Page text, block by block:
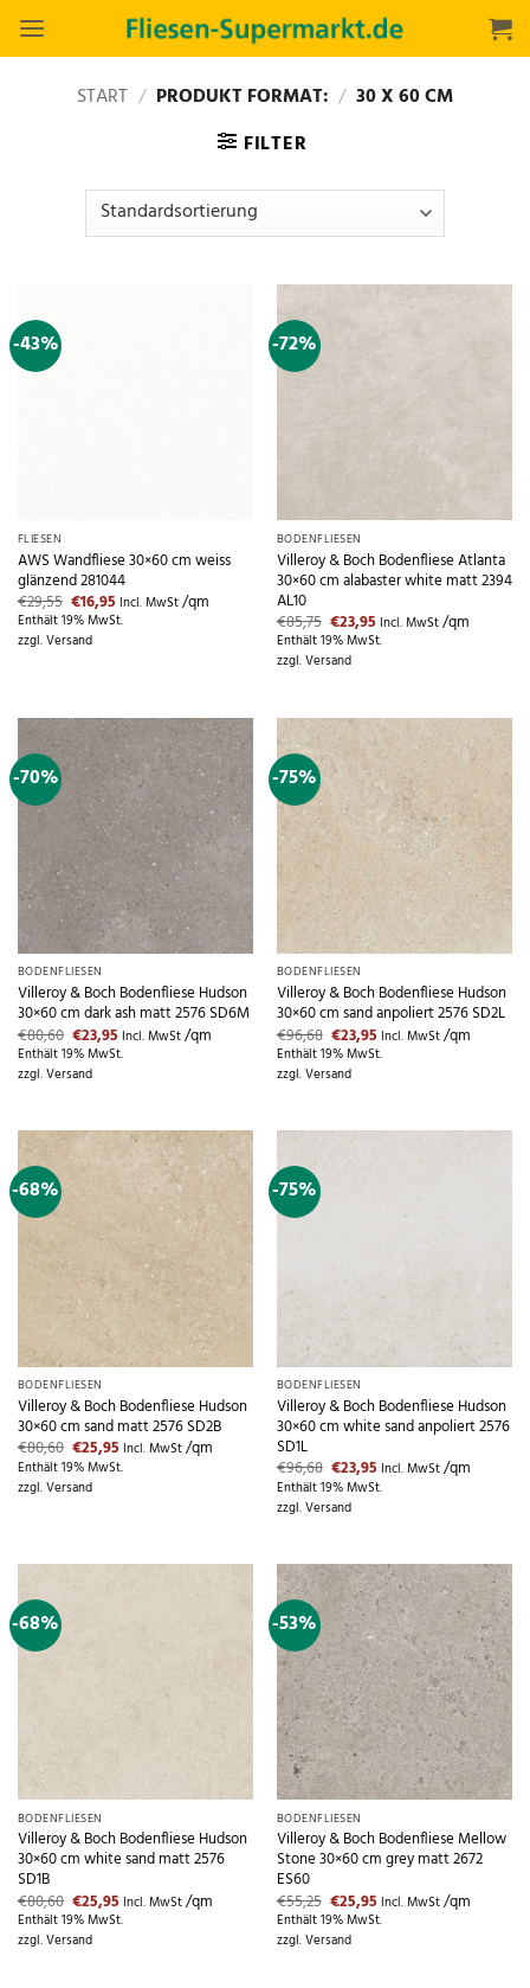
Zum
Inhalt
START / PRODUKT FORMAT: / 30 X 60 CM
FILTER
-43%
FLIESEN
AWS Wandfliese 30×60 cm weiss
glänzend 281044
€29,55 Ursprünglicher
Preis
war:
€29,55
€16,95Aktueller
Preis
ist:
Incl. MwSt/qm
Enthält 19% MwSt.
zzgl.Versand
-72%
BODENFLIESEN
Villeroy & Boch Bodenfliese Atlanta
30×60 cm alabaster white matt 2394
AL10
€85,75 Ursprünglicher
Preis
war:
€85,75
€23,95Aktueller
Preis
ist:
Incl. MwSt/qm
Enthält 19% MwSt.
zzgl.Versand
-70%
BODENFLIESEN
Villeroy & Boch Bodenfliese Hudson
30×60 cm dark ash matt 2576 SD6M
€80,60 Ursprünglicher
Preis
war:
€80,60
€23,95Aktueller
Preis
ist:
Incl. MwSt/qm
Enthält 19% MwSt.
zzgl.Versand
-75%
BODENFLIESEN
Villeroy & Boch Bodenfliese Hudson
30×60 cm sand anpoliert 2576 SD2L
€96,68 Ursprünglicher
Preis
war:
€96,68
€23,95Aktueller
Preis
ist:
Incl. MwSt/qm
Enthält 19% MwSt.
zzgl.Versand
-68%
BODENFLIESEN
Villeroy & Boch Bodenfliese Hudson
30×60 cm sand matt 2576 SD2B
€80,60 Ursprünglicher
Preis
war:
€80,60
€25,95Aktueller
Preis
ist:
Incl. MwSt/qm
Enthält 19% MwSt.
zzgl.Versand
-75%
BODENFLIESEN
Villeroy & Boch Bodenfliese Hudson
30×60 cm white sand anpoliert 2576
SD1L
€96,68 Ursprünglicher
Preis
war:
€96,68
€23,95Aktueller
Preis
ist:
Incl. MwSt/qm
Enthält 19% MwSt.
zzgl.Versand
-68%
BODENFLIESEN
Villeroy & Boch Bodenfliese Hudson
30×60 cm white sand matt 2576
SD1B
€80,60 Ursprünglicher
Preis
war:
€80,60
€25,95Aktueller
Preis
ist:
Incl. MwSt/qm
Enthält 19% MwSt.
zzgl.Versand
-53%
BODENFLIESEN
Villeroy & Boch Bodenfliese Mellow
Stone 30×60 cm grey matt 2672
ES60
€55,25 Ursprünglicher
Preis
war:
€55,25
€25,95Aktueller
Preis
ist:
Incl. MwSt/qm
Enthält 19% MwSt.
zzgl.Versand